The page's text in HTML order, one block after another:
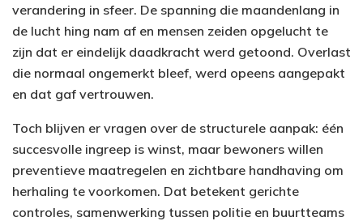
verandering in sfeer. De spanning die maandenlang in
de lucht hing nam af en mensen zeiden opgelucht te
zijn dat er eindelijk daadkracht werd getoond. Overlast
die normaal ongemerkt bleef, werd opeens aangepakt
en dat gaf vertrouwen.
Toch blijven er vragen over de structurele aanpak: één
succesvolle ingreep is winst, maar bewoners willen
preventieve maatregelen en zichtbare handhaving om
herhaling te voorkomen. Dat betekent gerichte
controles, samenwerking tussen politie en buurtteams